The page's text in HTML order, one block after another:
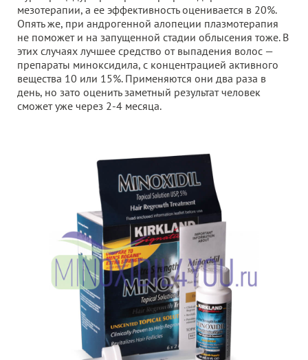
мезотерапии, а ее эффективность оценивается в 20%.
Опять же, при андрогенной алопеции плазмотерапия
не поможет и на запущенной стадии облысения тоже. В
этих случаях лучшее средство от выпадения волос —
препараты миноксидила, с концентрацией активного
вещества 10 или 15%. Применяются они два раза в
день, но зато оценить заметный результат человек
сможет уже через 2-4 месяца.